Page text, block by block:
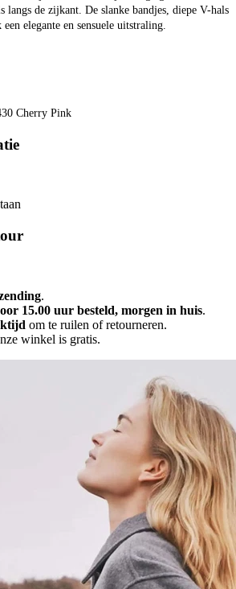
langs de zijkant. De slanke bandjes, diepe V-hals
elegante en sensuele uitstraling.
Cherry Pink
.
15.00 uur besteld, morgen in huis.
om te ruilen of retourneren.
winkel is gratis.